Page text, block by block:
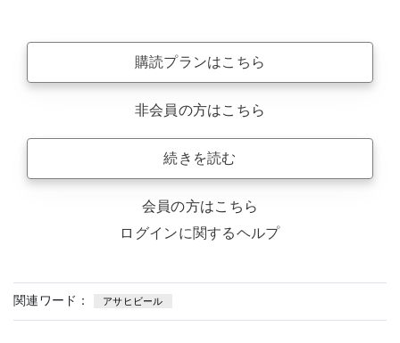
購読プランはこちら
非会員の方はこちら
続きを読む
会員の方はこちら
ログインに関するヘルプ
関連ワード： アサヒビール